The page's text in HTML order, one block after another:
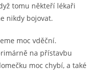
tomu někteří lékaři
nikdy bojovat.
moc vděční.
na přístavbu
moc chybí, a také